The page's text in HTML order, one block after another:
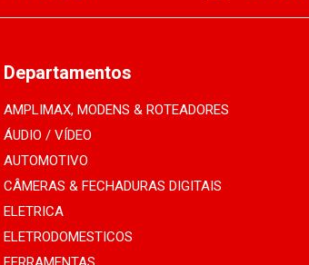
Departamentos
AMPLIMAX, MODENS & ROTEADORES
ÁUDIO / VÍDEO
AUTOMOTIVO
CÂMERAS & FECHADURAS DIGITAIS
ELETRICA
ELETRODOMESTICOS